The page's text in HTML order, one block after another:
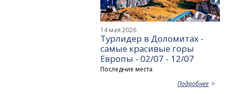
14 мая 2026
Турлидер в Доломитах -
самые красивые горы
Европы - 02/07 - 12/07
Последние места
Подробнее